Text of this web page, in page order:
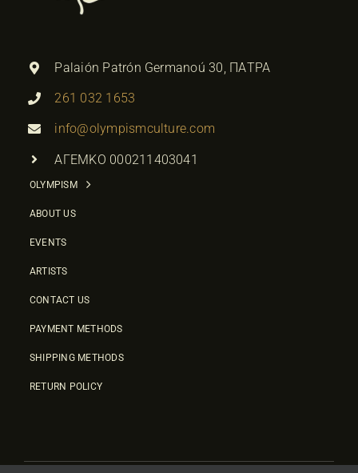
Palaión Patrón Germanoú 30, ΠΑΤΡΑ
261 032 1653
info@olympismculture.com
ΑΓΕΜΚΟ 000211403041
OLYMPISM
ABOUT US
EVENTS
ARTISTS
CONTACT US
PAYMENT METHODS
SHIPPING METHODS
RETURN POLICY